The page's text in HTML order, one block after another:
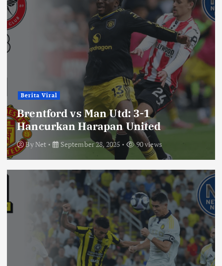
Berita Viral
Brentford vs Man Utd: 3-1
Hancurkan Harapan United
ByNet September 28, 2025 90 views